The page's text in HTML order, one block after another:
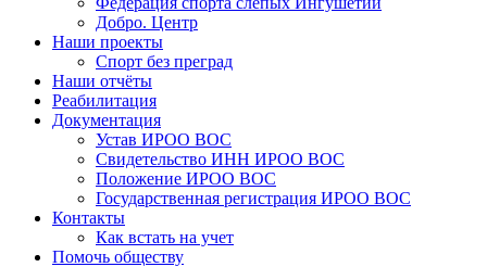
Добро. Центр
Наши проекты
Спорт без преград
Наши отчёты
Реабилитация
Документация
Устав ИРОО ВОС
Свидетельство ИНН ИРОО ВОС
Положение ИРОО ВОС
Государственная регистрация ИРОО ВОС
Контакты
Как встать на учет
Помочь обществу